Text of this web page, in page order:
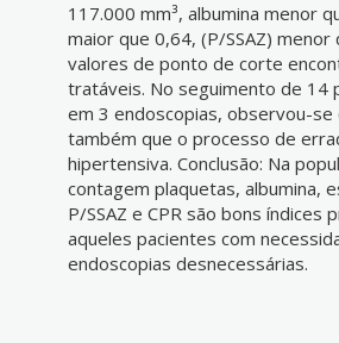
117.000 mm³, albumina menor
maior que 0,64, (P/SSAZ)
valores de ponto de corte
tratáveis. No seguimento de 14
em 3 endoscopias, observou-se
também que o processo de
hipertensiva. Conclusão: Na
contagem plaquetas, albumina,
P/SSAZ e CPR são bons
aqueles pacientes com
endoscopias desnecessárias.